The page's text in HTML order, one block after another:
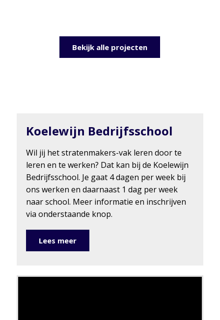
Bekijk alle projecten
Koelewijn Bedrijfsschool
Wil jij het stratenmakers-vak leren door te
leren en te werken? Dat kan bij de Koelewijn
Bedrijfsschool. Je gaat 4 dagen per week bij
ons werken en daarnaast 1 dag per week
naar school. Meer informatie en inschrijven
via onderstaande knop.
Lees meer